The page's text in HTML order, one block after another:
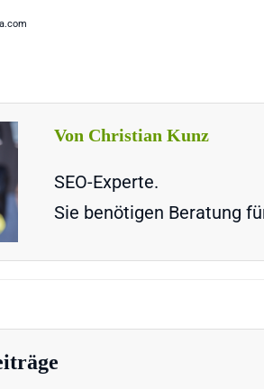
Von Christian Kunz
SEO-Experte.
Sie benötigen Beratung